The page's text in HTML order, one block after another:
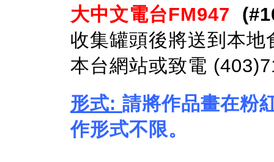
大中文電台FM947
收集罐頭後將送到本
本台網站或致電
形式: 請將作品畫在粉
作形式不限。